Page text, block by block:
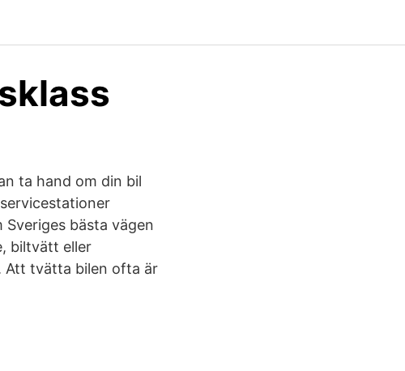
ta hand om din bil
bästa vägen
biltvätt eller
Att tvätta bilen ofta är